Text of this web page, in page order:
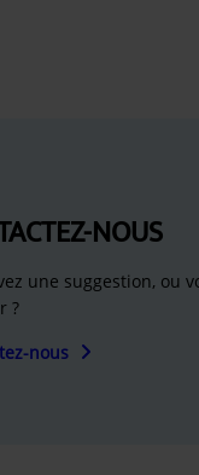
NOUS
une suggestion, ou
?
nous